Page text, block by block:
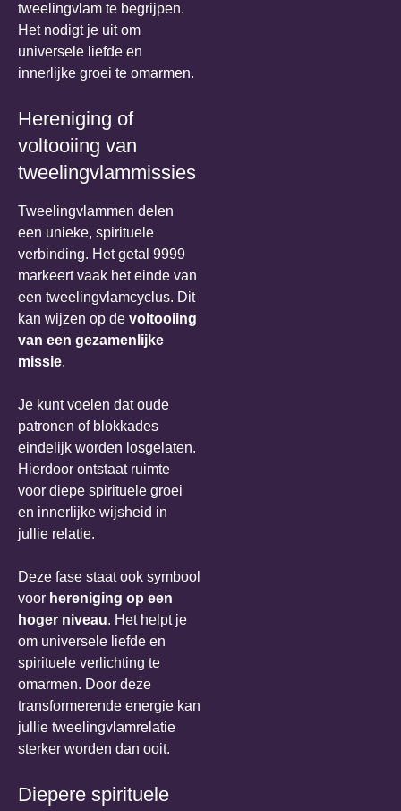
tweelingvlam te begrijpen.
Het nodigt je uit om
universele liefde en
innerlijke groei te omarmen.
Hereniging of
voltooiing van
tweelingvlammissies
Tweelingvlammen delen
een unieke, spirituele
verbinding. Het getal 9999
markeert vaak het einde van
een tweelingvlamcyclus. Dit
kan wijzen op de voltooiing
van een gezamenlijke
missie.
Je kunt voelen dat oude
patronen of blokkades
eindelijk worden losgelaten.
Hierdoor ontstaat ruimte
voor diepe spirituele groei
en innerlijke wijsheid in
jullie relatie.
Deze fase staat ook symbool
voor hereniging op een
hoger niveau. Het helpt je
om universele liefde en
spirituele verlichting te
omarmen. Door deze
transformerende energie kan
jullie tweelingvlamrelatie
sterker worden dan ooit.
Diepere spirituele